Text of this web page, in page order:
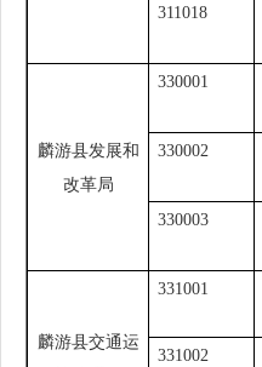
311018
麟游县发展和
改革局
330001
330002
330003
麟游县交通运
331001
331002